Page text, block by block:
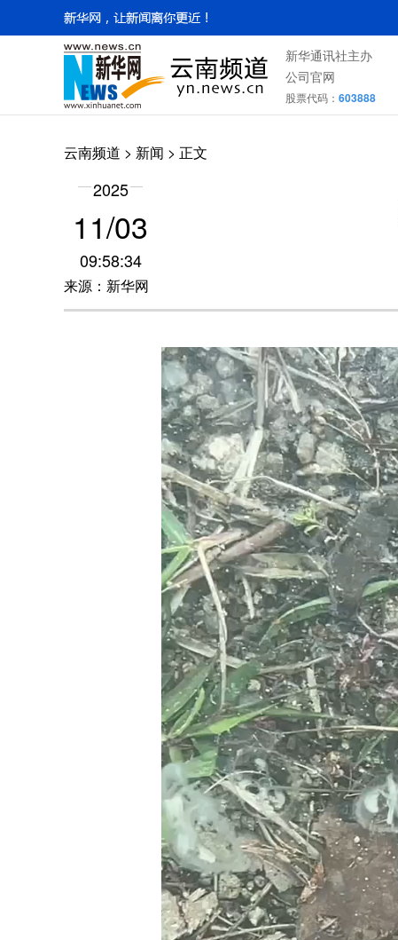
新华通讯社主办
公司官网
股票代码： 603888
云南频道 > 新闻 > 正文
2025
11/03
09:58:34
来源：新华网